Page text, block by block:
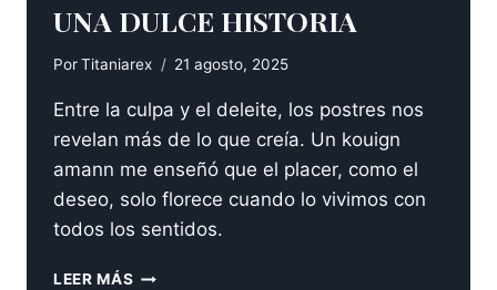
UNA DULCE HISTORIA
PorTitaniarex 21 agosto, 2025
Entre la culpa y el deleite, los postres nos
revelan más de lo que creía. Un kouign
amann me enseñó que el placer, como el
deseo, solo florece cuando lo vivimos con
todos los sentidos.
LEER MÁS UNA